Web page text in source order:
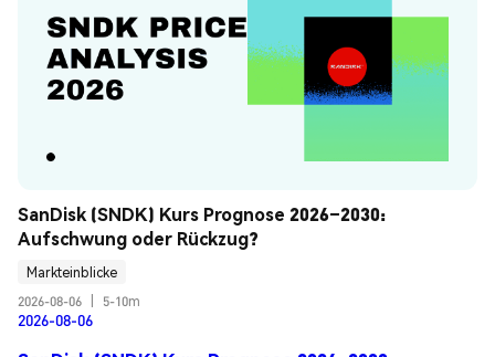
SanDisk (SNDK) Kurs Prognose 2026–2030:
Aufschwung oder Rückzug?
Markteinblicke
2026-08-06
5-10m
2026-08-06